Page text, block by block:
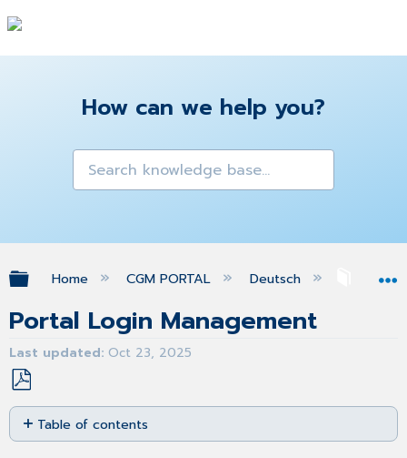
How can we help you?
Expand/collapse global hierarchy
Home CGM PORTAL Deutsch Profil
Portal Login Management
Last updated Oct 23, 2025
Save
as
PDF
Table of contents